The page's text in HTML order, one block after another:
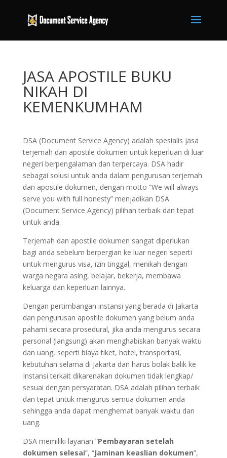
JASA APOSTILE BUKU
NIKAH DI
KEMENKUMHAM
DSA (Document Service Agency) adalah spesialis jasa
terjemah dan apostile dokumen untuk keperluan di luar
negeri berpengalaman dan terpercaya. DSA hadir
sebagai solusi untuk anda dalam pengurusan terjemah
dan apostile dokumen, dengan motto ”We will always
serve you with full honesty” menjadikan DSA
(Document Service Agency) pilihan terbaik dan tepat
untuk anda.
Terjemah dan apostile dokumen sangat diperlukan
bagi anda sebelum berpergian ke luar negeri seperti
untuk mengurus visa, izin tinggal, menikah dengan
warga negara asing, belajar, bekerja, membawa
keluarga dan keperluan lainnya.
Dengan pertimbangan instansi yang berada di Jakarta
dan pengurusan apostile dokumen yang belum anda
pahami secara prosedural, jika anda mengurus secara
personal (langsung) akan menghabiskan banyak waktu
dan uang, seperti biaya tiket, hotel, transportasi,
kebutuhan selama di Jakarta dan harus bolak balik ke
Instansi terkait dikarenakan dokumen tidak lengkap/
sesuai dengan persyaratan. DSA adalah pilihan terbaik
dan tepat untuk mengurus semua dokumen anda
sehingga anda dapat menghemat banyak waktu dan
uang.
DSA memiliki layanan “Pembayaran setelah
dokumen selesai”, “Jaminan keaslian dokumen”,